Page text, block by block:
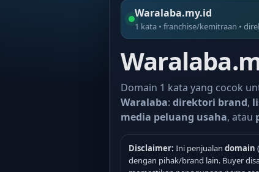
Waralaba.my.id
1 kata • franchise/kemitraan •
Domain 1 kata yang cocok
Waralaba: direktori brand,
media peluang usaha, atau
Disclaimer: Ini penjualan domain
dengan pihak/brand lain. Buyer